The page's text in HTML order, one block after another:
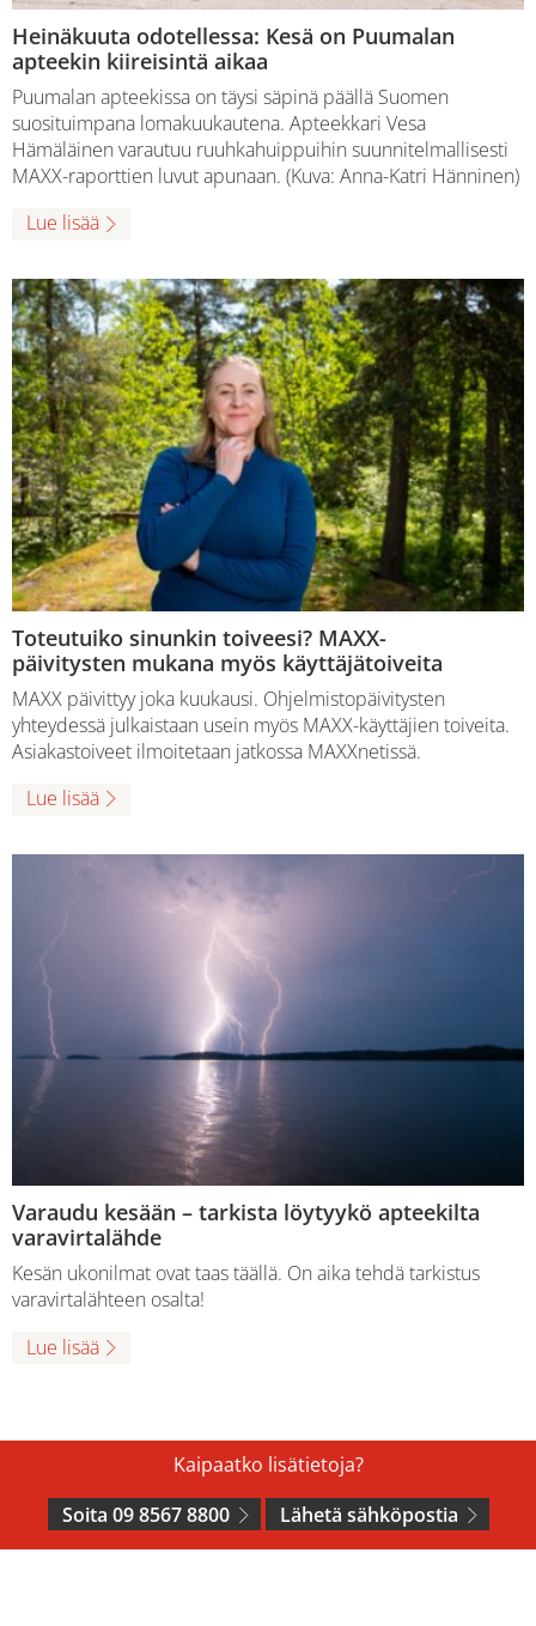
Heinäkuuta odotellessa: Kesä on Puumalan
apteekin kiireisintä aikaa
Puumalan apteekissa on täysi säpinä päällä Suomen
suosituimpana lomakuukautena. Apteekkari Vesa
Hämäläinen varautuu ruuhkahuippuihin suunnitelmallisesti
MAXX-raporttien luvut apunaan. (Kuva: Anna-Katri Hänninen)
Lue lisää
Toteutuiko sinunkin toiveesi? MAXX-
päivitysten mukana myös käyttäjätoiveita
MAXX päivittyy joka kuukausi. Ohjelmistopäivitysten
yhteydessä julkaistaan usein myös MAXX-käyttäjien toiveita.
Asiakastoiveet ilmoitetaan jatkossa MAXXnetissä.
Lue lisää
Varaudu kesään – tarkista löytyykö apteekilta
varavirtalähde
Kesän ukonilmat ovat taas täällä. On aika tehdä tarkistus
varavirtalähteen osalta!
Lue lisää
Kaipaatko lisätietoja?
Soita 09 8567 8800
Lähetä sähköpostia